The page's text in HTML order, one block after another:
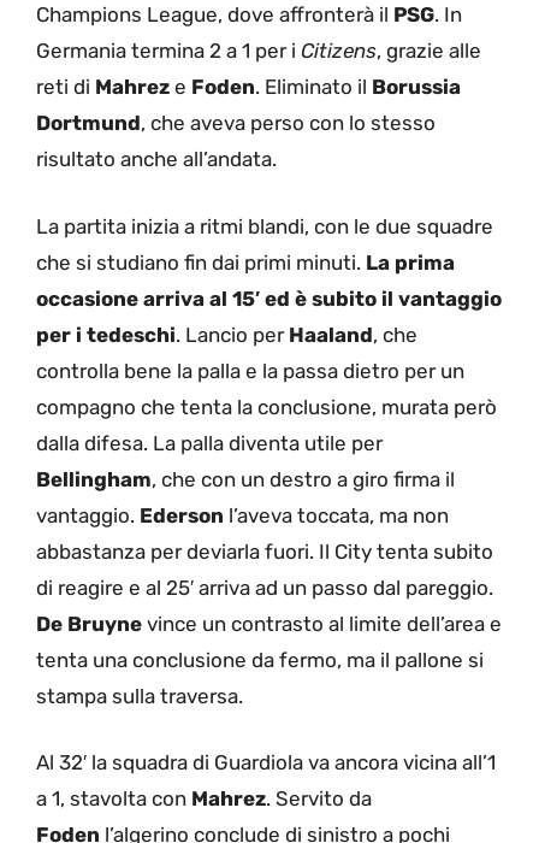
Champions League, dove affronterà il PSG. In
Germania termina 2 a 1 per i Citizens, grazie alle
reti di Mahrez e Foden. Eliminato il Borussia
Dortmund, che aveva perso con lo stesso
risultato anche all’andata.
La partita inizia a ritmi blandi, con le due squadre
che si studiano fin dai primi minuti. La prima
occasione arriva al 15′ ed è subito il vantaggio
per i tedeschi. Lancio per Haaland, che
controlla bene la palla e la passa dietro per un
compagno che tenta la conclusione, murata però
dalla difesa. La palla diventa utile per
Bellingham, che con un destro a giro firma il
vantaggio. Ederson l’aveva toccata, ma non
abbastanza per deviarla fuori. Il City tenta subito
di reagire e al 25′ arriva ad un passo dal pareggio.
De Bruyne vince un contrasto al limite dell’area e
tenta una conclusione da fermo, ma il pallone si
stampa sulla traversa.
Al 32′ la squadra di Guardiola va ancora vicina all’1
a 1, stavolta con Mahrez. Servito da
Foden l’algerino conclude di sinistro a pochi